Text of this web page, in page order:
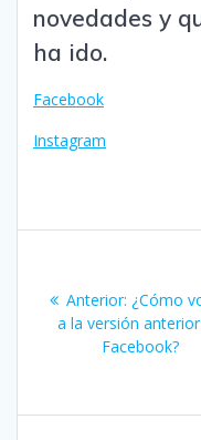
novedades y
ha ido.
Facebook
Instagram
de
entradas
Anterior: Entrada
anterior:
¿Cómo
a la versión
Facebook?